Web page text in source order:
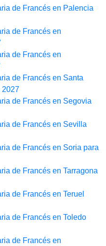
de Francés en Palencia
de Francés en
de Francés en
de Francés en Santa
2027
de Francés en Segovia
de Francés en Sevilla
de Francés en Soria para
de Francés en Tarragona
de Francés en Teruel
de Francés en Toledo
de Francés en